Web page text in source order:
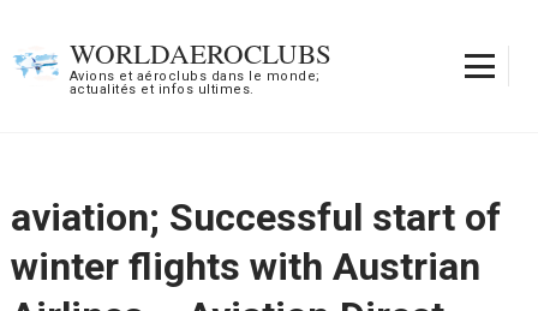
contenu
WORLDAEROCLUBS
Avions et aéroclubs dans le monde;
actualités et infos ultimes.
aviation; Successful start of
winter flights with Austrian